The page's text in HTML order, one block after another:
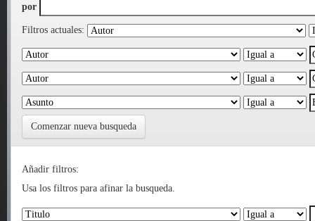
por
Filtros actuales:
Comenzar nueva busqueda
Añadir filtros:
Usa los filtros para afinar la busqueda.